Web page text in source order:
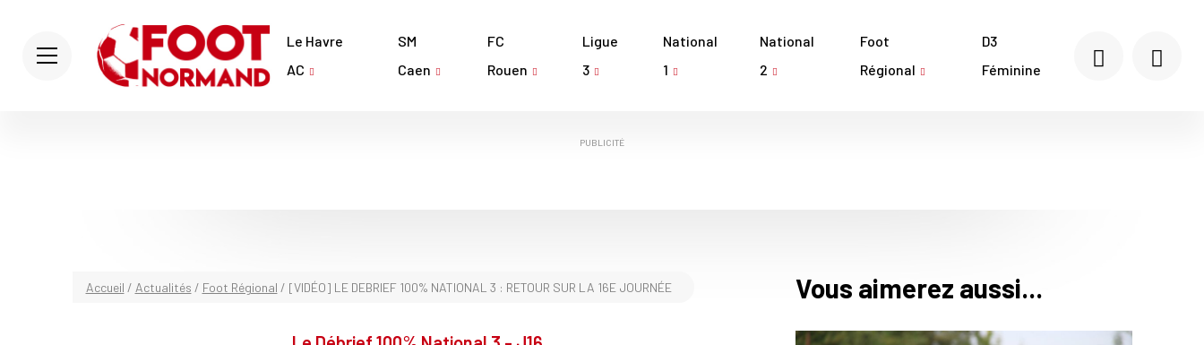
Le Havre
AC
SM
Caen
FC
Rouen
Ligue
3
National
1
National
2
Foot
Régional
D3
Féminine
PUBLICITÉ
Accueil / Actualités / Foot Régional / [VIDÉO] LE DEBRIEF 100% NATIONAL 3 : RETOUR SUR LA 16E JOURNÉE Vous aimerez aussi...